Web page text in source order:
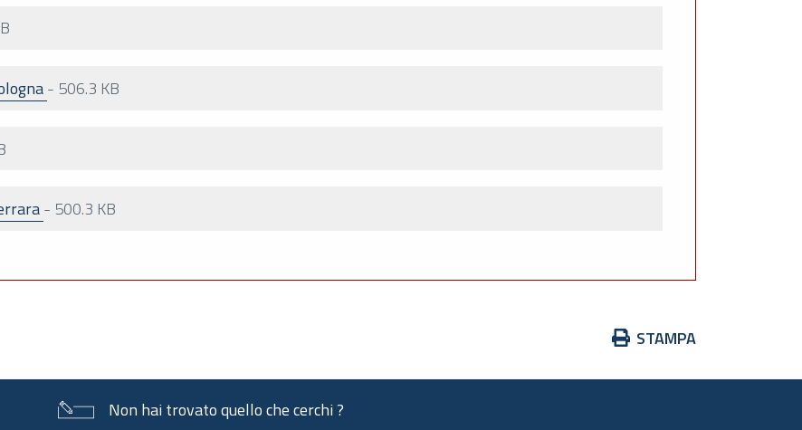
- 506.3 KB
- 500.3 KB
Azioni
documento
STAMPA
Non hai trovato quello che cerchi ?